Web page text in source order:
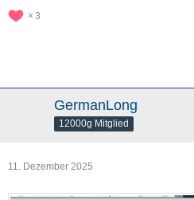
3
GermanLong
12000g Mitglied
11. Dezember 2025